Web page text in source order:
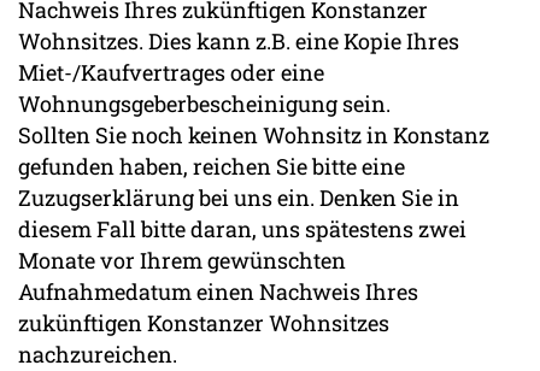
Nachweis Ihres zukünftigen Konstanzer
Wohnsitzes. Dies kann z.B. eine Kopie Ihres
Miet-/Kaufvertrages oder eine
Wohnungsgeberbescheinigung sein.
Sollten Sie noch keinen Wohnsitz in Konstanz
gefunden haben, reichen Sie bitte eine
Zuzugserklärung bei uns ein. Denken Sie in
diesem Fall bitte daran, uns spätestens zwei
Monate vor Ihrem gewünschten
Aufnahmedatum einen Nachweis Ihres
zukünftigen Konstanzer Wohnsitzes
nachzureichen.